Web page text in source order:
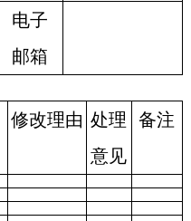
电子
邮箱
修改理由 处理
意见
备注